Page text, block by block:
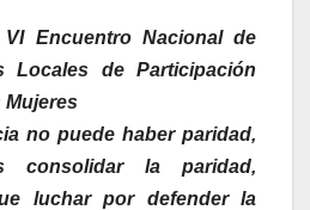
Encuentro Nacional de
Locales de Participación
Mujeres
no puede haber paridad,
consolidar la paridad,
luchar por defender la